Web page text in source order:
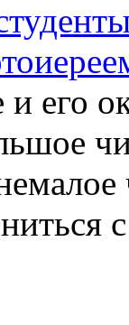
его